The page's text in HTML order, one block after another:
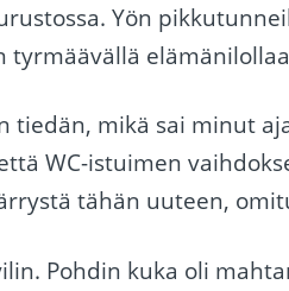
Yön
tyrmäävällä
tiedän, mikä sai minut
WC-istuimen
tähän uuteen,
Pohdin kuka oli